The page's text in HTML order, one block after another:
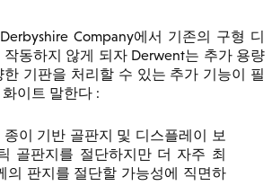
Company에서 기존의 구형 디
동하지 않게 되자 Derwent는 추가 용량
기판을 처리할 수 있는 추가 기능이 필
이트 말한다 :
이 기반 골판지 및 디스플레이 보
골판지를 절단하지만 더 자주 최
의 판지를 절단할 가능성에 직면하